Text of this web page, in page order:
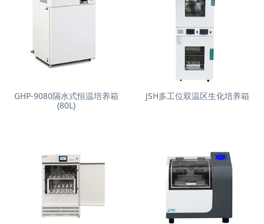
GHP-9080隔水式恒温培养箱
(80L)
JSH多工位双温区生化培养箱